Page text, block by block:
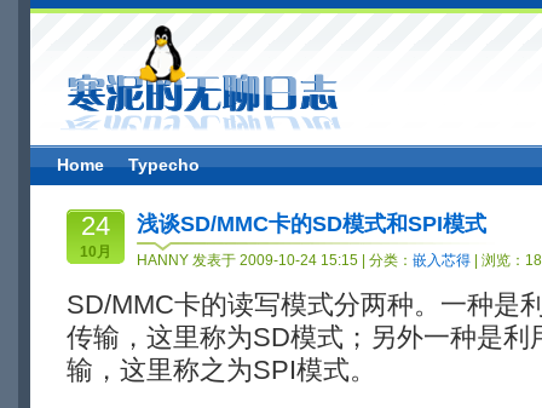
Home Typecho
24
10月
浅谈SD/MMC卡的SD模式和SPI模式
HANNY 发表于 2009-10-24 15:15 | 分类： 嵌入芯得 | 浏览：
SD/MMC卡的读写模式分两种。一种是
传输，这里称为SD模式；另外一种是
输，这里称之为SPI模式。